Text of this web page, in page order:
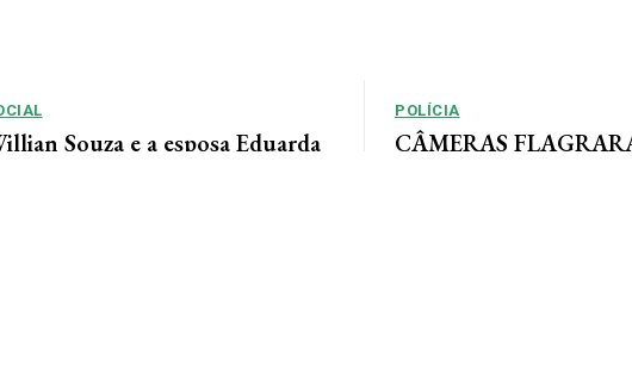
Souza e a esposa Eduarda
POLÍCIA
CÂMERAS